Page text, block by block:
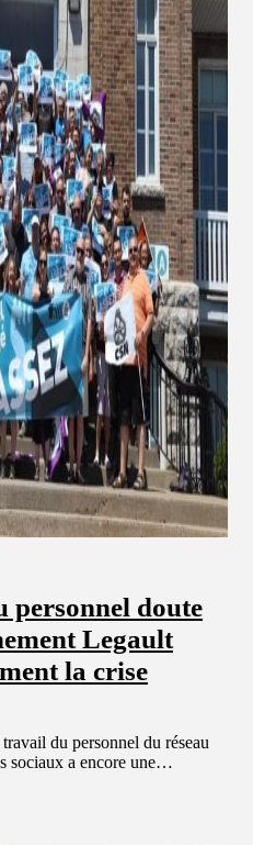
personnel doute
Legault
la crise
du personnel du réseau
sociaux a encore une…